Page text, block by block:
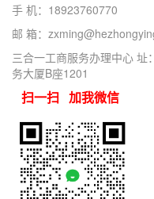
手 机：18923760770
邮 箱：
三合一工商服务办理中心 址
务大厦B座1201
扫一扫 加我微信